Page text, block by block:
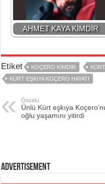
AHMET KAYA KİMDİR
Etiket KOÇERO KIMDIR
KÜRT EŞKIYA KOÇERO HAYATI
Önceki
Ünlü Kürt eşkıya
oğlu yaşamını yitirdi
Advertisement